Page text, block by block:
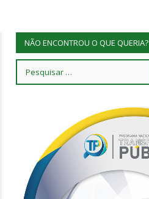
NÃO ENCONTROU O QUE QUERIA?